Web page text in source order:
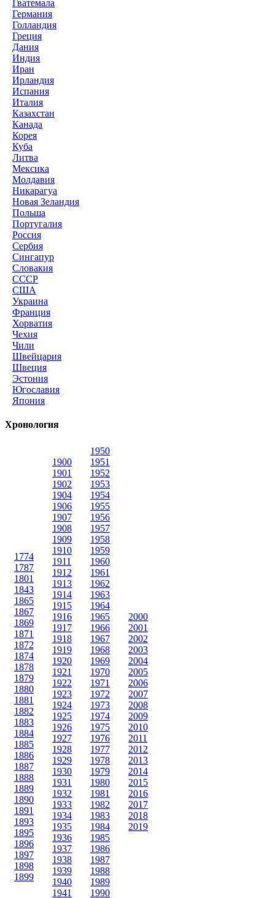
Гватемала
Германия
Голландия
Греция
Дания
Индия
Иран
Ирландия
Испания
Италия
Казахстан
Канада
Корея
Куба
Литва
Мексика
Молдавия
Никарагуа
Новая Зеландия
Польша
Португалия
Россия
Сербия
Сингапур
Словакия
СССР
США
Украина
Франция
Хорватия
Чехия
Чили
Швейцария
Швеция
Эстония
Югославия
Япония
Хронология
1774
1787
1801
1843
1865
1867
1869
1871
1872
1874
1878
1879
1880
1881
1882
1883
1884
1885
1886
1887
1888
1889
1890
1891
1893
1895
1896
1897
1898
1899
1900
1901
1902
1904
1906
1907
1908
1909
1910
1911
1912
1913
1914
1915
1916
1917
1918
1919
1920
1921
1922
1923
1924
1925
1926
1927
1928
1929
1930
1931
1932
1933
1934
1935
1936
1937
1938
1939
1940
1941
1950
1951
1952
1953
1954
1955
1956
1957
1958
1959
1960
1961
1962
1963
1964
1965
1966
1967
1968
1969
1970
1971
1972
1973
1974
1975
1976
1977
1978
1979
1980
1981
1982
1983
1984
1985
1986
1987
1988
1989
1990
2000
2001
2002
2003
2004
2005
2006
2007
2008
2009
2010
2011
2012
2013
2014
2015
2016
2017
2018
2019